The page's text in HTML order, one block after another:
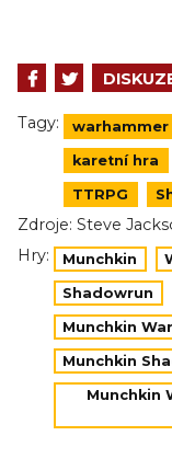
Tagy: warhammer
karetní hra
TTRPG
Zdroje: Steve
Hry:
Munchkin
Shadowrun
Munchkin
Munchkin
Munchkin